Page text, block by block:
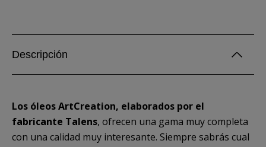
Descripción
Los óleos ArtCreation, elaborados por el
fabricante Talens, ofrecen una gama muy completa
con una calidad muy interesante. Siempre sabrás cual